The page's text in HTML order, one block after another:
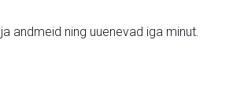
andmeid ning uuenevad iga minut.